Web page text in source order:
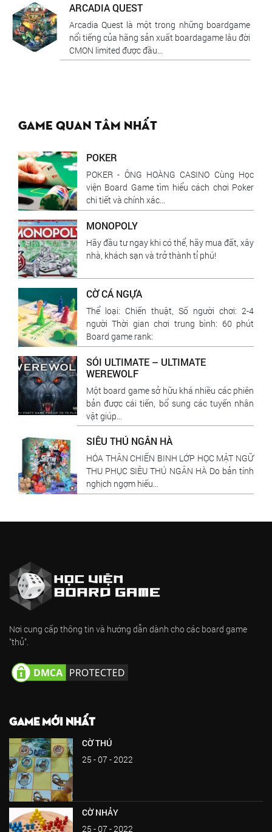
ARCADIA QUEST
Arcadia Quest là một trong những boardgame
nổi tiếng của hãng sản xuất boardagame lâu đời
CMON limited được đầu...
Game quan tâm nhất
POKER
POKER - ÔNG HOÀNG CASINO Cùng Học
viện Board Game tìm hiểu cách chơi Poker
chi tiết và chính xác...
MONOPOLY
Hãy đầu tư ngay khi có thể, hãy mua đất, xây
nhà, khách sạn và trở thành tỉ phú!
CỜ CÁ NGỰA
Thể loại: Chiến thuật, Số người chơi: 2-4
người Thời gian chơi trung bình: 60 phút
Board game rank:
SÓI ULTIMATE – ULTIMATE
WEREWOLF
Một board game sở hữu khá nhiều các phiên
bản được cái tiến, bổ sung các tuyến nhân
vật giúp...
SIÊU THÚ NGÂN HÀ
HÓA THÂN CHIẾN BINH LỚP HỌC MẬT NGỮ
THU PHỤC SIÊU THÚ NGÂN HÀ Do bản tính
nghịch ngợm hiếu...
Nơi cung cấp thông tin và hướng dẫn dành cho các board game
"thủ".
GAME MỚI NHẤT
CỜ THÚ
25 - 07 - 2022
CỜ NHẢY
25 - 07 - 2022